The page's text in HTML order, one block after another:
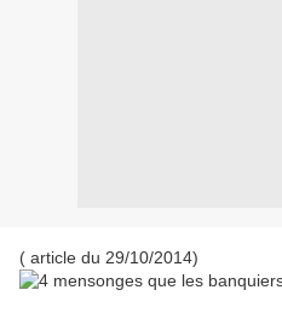
( article du 29/10/2014)